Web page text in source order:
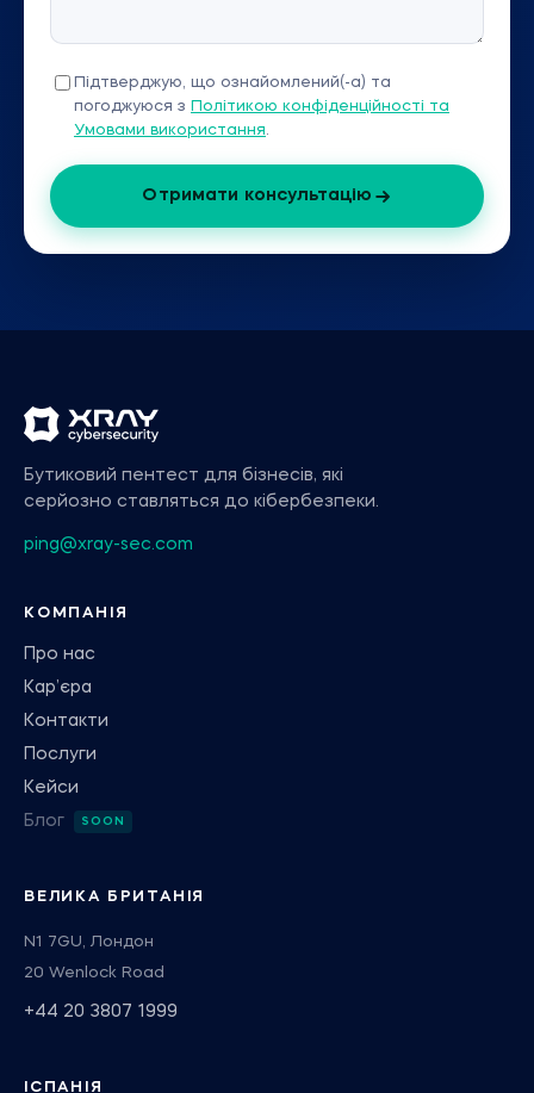
Підтверджую, що ознайомлений(-а) та
погоджуюся з Політикою конфіденційності та
Умовами використання.
Отримати консультацію
Бутиковий пентест для бізнесів, які
серйозно ставляться до кібербезпеки.
ping@xray-sec.com
КОМПАНІЯ
Про нас
Кар’єра
Контакти
Послуги
Кейси
Блог
ВЕЛИКА БРИТАНІЯ
N1 7GU, Лондон
20 Wenlock Road
+44 20 3807 1999
ІСПАНІЯ